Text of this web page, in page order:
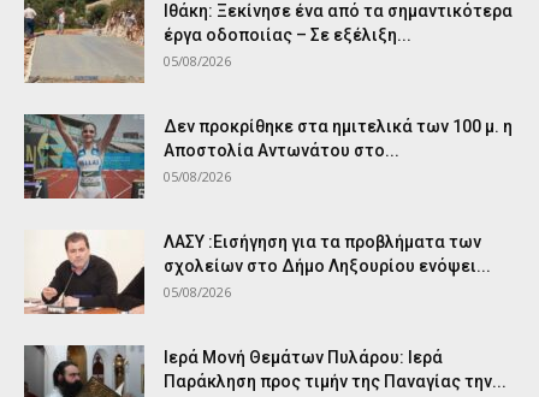
Ιθάκη: Ξεκίνησε ένα από τα σημαντικότερα
έργα οδοποιίας – Σε εξέλιξη...
05/08/2026
Δεν προκρίθηκε στα ημιτελικά των 100 μ. η
Αποστολία Αντωνάτου στο...
05/08/2026
ΛΑΣΥ :Εισήγηση για τα προβλήματα των
σχολείων στο Δήμο Ληξουρίου ενόψει...
05/08/2026
Ιερά Μονή Θεμάτων Πυλάρου: Ιερά
Παράκληση προς τιμήν της Παναγίας την...